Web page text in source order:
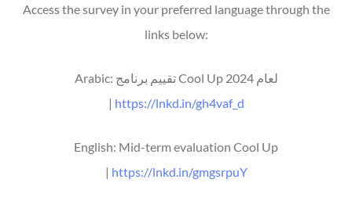
Access the survey in your preferred language through the
links below:
Arabic: تقييم برنامج Cool Up لعام 2024
| https://lnkd.in/gh4vaf_d
English: Mid-term evaluation Cool Up
| https://lnkd.in/gmgsrpuY